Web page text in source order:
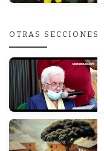
OTRAS SECCIONES